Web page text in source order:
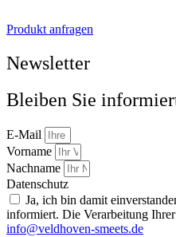
Produkt anfragen
Newsletter
Bleiben Sie
E-Mail
Vorname
Nachname
Datenschutz
Ja, ich bin damit
informiert. Die Verarbeitung
info@veldhoven-smeets.de